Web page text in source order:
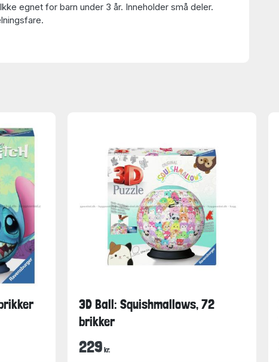
egnet for barn under 3 år. Inneholder små deler.
3D Ball: Squishmallows, 72
brikker
229 kr.